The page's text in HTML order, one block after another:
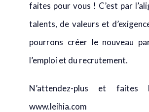
faites pour vous ! C’est par
talents, de valeurs et
pourrons créer le nouveau
l’emploi et du recrutement.
N’attendez-plus et
www.leihia.com